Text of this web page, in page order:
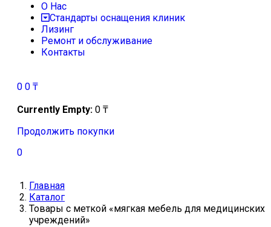
О Нас
Стандарты оснащения клиник
Лизинг
Ремонт и обслуживание
Контакты
0 0 ₸
Currently Empty: 0 ₸
Продолжить покупки
0
Главная
Каталог
Товары с меткой «мягкая мебель для медицинских
учреждений»